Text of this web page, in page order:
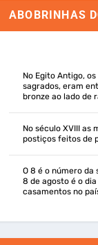
ABOBRINHAS
No Egito Antigo,
sagrados, eram
bronze ao lado de
No século XVIII as
postiços feitos de
O 8 é o número da
8 de agosto é o
casamentos no